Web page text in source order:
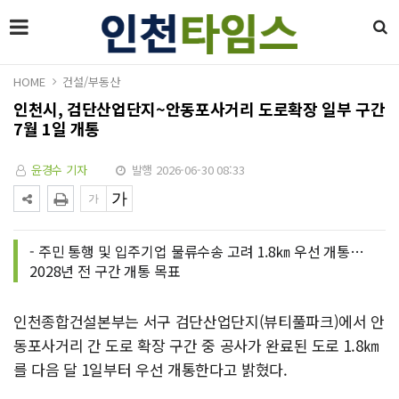
HOME 건설/부동산
인천시, 검단산업단지~안동포사거리 도로확장 일부 구간
7월 1일 개통
윤경수 기자 발행 2026-06-30 08:33
- 주민 통행 및 입주기업 물류수송 고려 1.8㎞ 우선 개통…
2028년 전 구간 개통 목표
인천종합건설본부는 서구 검단산업단지(뷰티풀파크)에서 안
동포사거리 간 도로 확장 구간 중 공사가 완료된 도로 1.8㎞
를 다음 달 1일부터 우선 개통한다고 밝혔다.